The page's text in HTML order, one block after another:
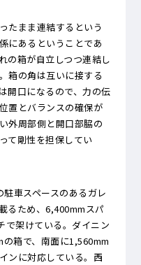
たまま連結するという
にあるということであ
の箱が自立しつつ連結し
箱の角は互いに接する
開口になるので、力の伝
置とバランスの確保が
外周部側と開口部脇の
て剛性を担保してい
車スペースのあるガレ
るため、6,400mmスパ
で架けている。ダイニン
箱で、南面に1,560mm
ンに対応している。西